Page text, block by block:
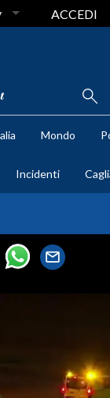
ACCEDI
Mondo
Incidenti